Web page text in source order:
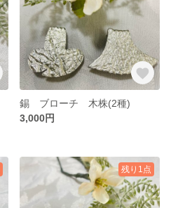
錫 ブローチ 木株(2種)
3,000円
残り1点